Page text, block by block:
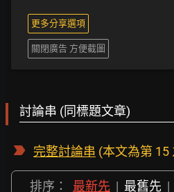
更多分享選項
關閉廣告 方便截圖
討論串 (同標題文章)
完整討論串 (本文為第 15
排序： 最新先 | 最舊先 |